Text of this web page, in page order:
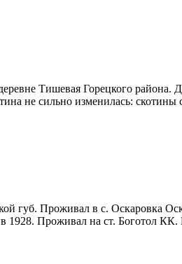
Тишевая Горецкого района.
не сильно изменилась: скотины
Проживал в с. Оскаровка
1928. Проживал на ст. Боготол